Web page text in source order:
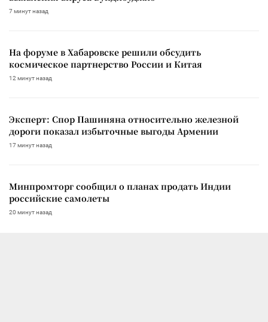
7 минут назад
На форуме в Хабаровске решили обсудить
космическое партнерство России и Китая
12 минут назад
Эксперт: Спор Пашиняна относительно железной
дороги показал избыточные выгоды Армении
17 минут назад
Минпромторг сообщил о планах продать Индии
российские самолеты
20 минут назад